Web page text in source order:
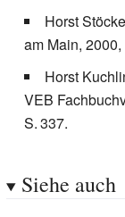
Horst
am Main,
Horst
VEB
S.337.
Siehe auch